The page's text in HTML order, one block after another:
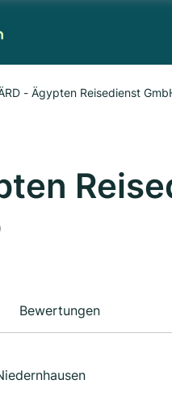
- Ägypten Reisedienst
Bewertungen